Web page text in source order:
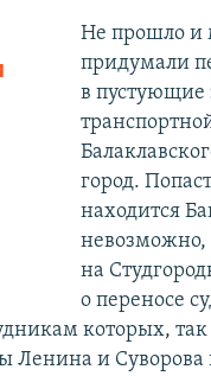
Не прошло и
придумали
в пустующие
город.
находится
невозможно,
на
о переносе
которых,
Ленина и Суворова